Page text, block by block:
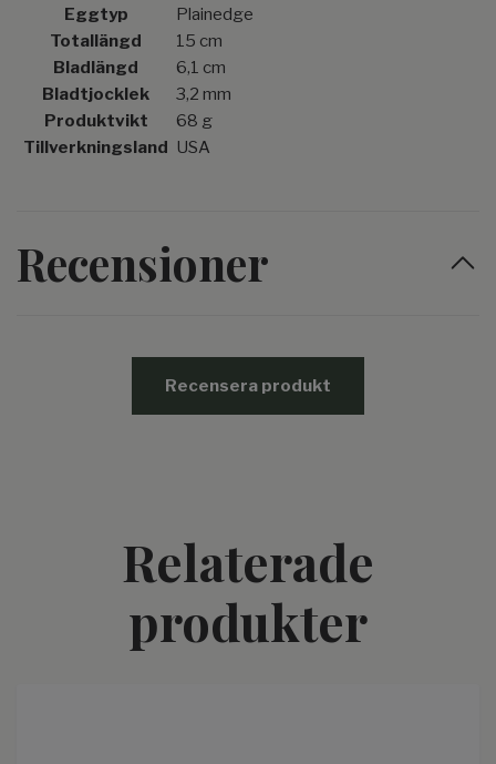
Eggtyp
Plainedge
Totallängd
15 cm
Bladlängd
6,1 cm
Bladtjocklek
3,2 mm
Produktvikt
68 g
Tillverkningsland USA
Recensioner
Recensera produkt
Relaterade
produkter